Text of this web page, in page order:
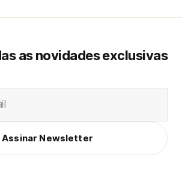
as novidades exclusivas
Assinar Newsletter